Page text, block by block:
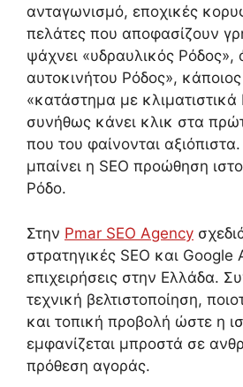
ανταγωνισμό, εποχικές
πελάτες που αποφασίζουν
ψάχνει «υδραυλικός Ρόδος»,
αυτοκινήτου Ρόδος», κάποιος
«κατάστημα με κλιματιστικά
συνήθως κάνει κλικ στα
που του φαίνονται
μπαίνει η SEO προώθηση
Ρόδο.
Στην Pmar SEO Agency
στρατηγικές SEO και Google
επιχειρήσεις στην Ελλάδα.
τεχνική βελτιστοποίηση,
και τοπική προβολή ώστε η
εμφανίζεται μπροστά σε
πρόθεση αγοράς.